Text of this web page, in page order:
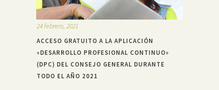
24 febrero, 2021
ACCESO GRATUITO A LA APLICACIÓN
«DESARROLLO PROFESIONAL CONTINUO»
(DPC) DEL CONSEJO GENERAL DURANTE
TODO EL AÑO 2021